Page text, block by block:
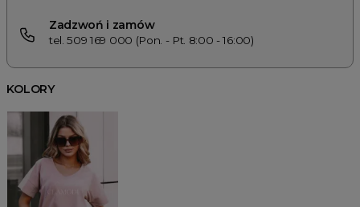
Zadzwoń i zamów
tel. 509 169 000 (Pon. - Pt. 8:00 - 16:00)
KOLORY